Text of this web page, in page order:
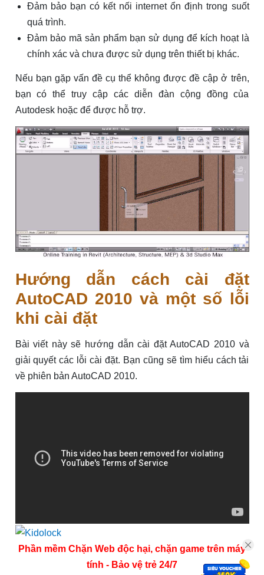
Đảm bảo bạn có kết nối internet ổn định trong suốt
quá trình.
Đảm bảo mã sản phẩm bạn sử dụng để kích hoạt là
chính xác và chưa được sử dụng trên thiết bị khác.
Nếu bạn gặp vấn đề cụ thể không được đề cập ở trên,
bạn có thể truy cập các diễn đàn cộng đồng của
Autodesk hoặc để được hỗ trợ.
Hướng dẫn cách cài đặt
AutoCAD 2010 và một số lỗi
khi cài đặt
Bài viết này sẽ hướng dẫn cài đặt AutoCAD 2010 và
giải quyết các lỗi cài đặt. Bạn cũng sẽ tìm hiểu cách tải
về phiên bản AutoCAD 2010.
Phần mềm Chặn Web độc hại, chặn game trên máy
tính - Bảo vệ trẻ 24/7